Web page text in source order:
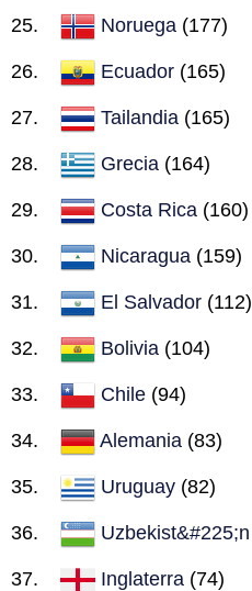
Noruega (177)
Ecuador (165)
Tailandia (165)
Grecia (164)
Costa Rica (160)
Nicaragua (159)
El Salvador (112)
Bolivia (104)
Chile (94)
Alemania (83)
Uruguay (82)
Uzbekist&#225;n
Inglaterra (74)